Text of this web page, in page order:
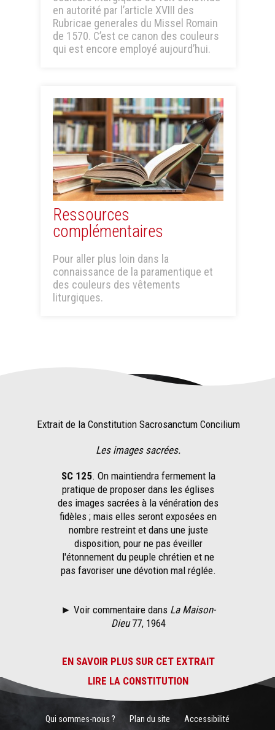
en autorité par l’article XVIII des
Rubricae generales du Missel Romain
de 1570. C’est ce canon des couleurs
qui est encore employé aujourd’hui.
Ressources
complémentaires
Pour aller plus loin dans la
connaissance de la paramentique et
des couleurs des vêtements
liturgiques.
Extrait de la Constitution Sacrosanctum Concilium
Les images sacrées.
SC 125. On maintiendra fermement la
pratique de proposer dans les églises
des images sacrées à la vénération des
fidèles ; mais elles seront exposées en
nombre restreint et dans une juste
disposition, pour ne pas éveiller
l'étonnement du peuple chrétien et ne
pas favoriser une dévotion mal réglée.
► Voir commentaire dans La Maison-
Dieu77, 1964
EN SAVOIR PLUS SUR CET EXTRAIT
LIRE LA CONSTITUTION
Qui sommes-nous ? Plan du site Accessibilité